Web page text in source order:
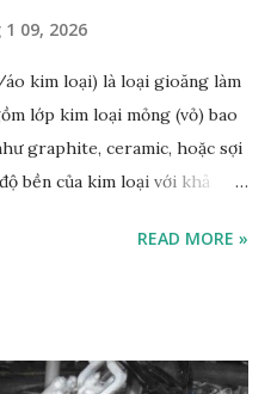
09, 2026
kim loại) là loại gioăng làm
lớp kim loại mỏng (vỏ) bao
graphite, ceramic, hoặc sợi
bền của kim loại với khả
nghiệt. Chúng được dùng
niken... giúp tăng cường
READ MORE »